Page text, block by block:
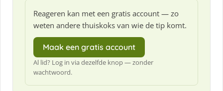
Reageren kan met een gratis account — zo
weten andere thuiskoks van wie de tip komt.
Maak een gratis account
Al lid? Log in via dezelfde knop — zonder
wachtwoord.